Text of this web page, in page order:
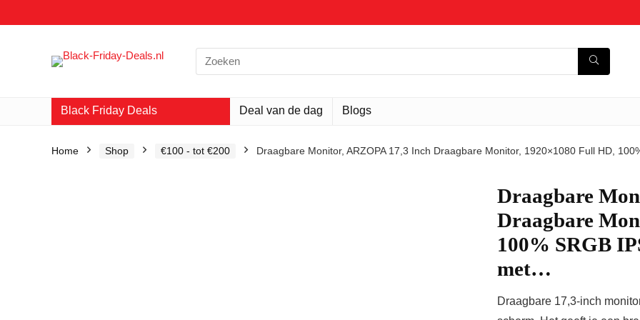
Search
for:
Black Friday Deals Deal van de dag Blogs
Home Shop €100 - tot €200 Draagbare Monitor, ARZOPA 17,3 Inch Draagbare Monitor, 1920×1080 Full HD,
Draagbare
Draagbare
100% SRGB
met…
Draagbare 17,3-inch